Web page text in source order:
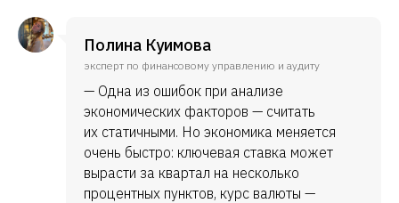
Полина Куимова
эксперт по финансовому управлению и аудиту
— Одна из ошибок при анализе
экономических факторов — считать
их статичными. Но экономика меняется
очень быстро: ключевая ставка может
вырасти за квартал на несколько
процентных пунктов, курс валюты —